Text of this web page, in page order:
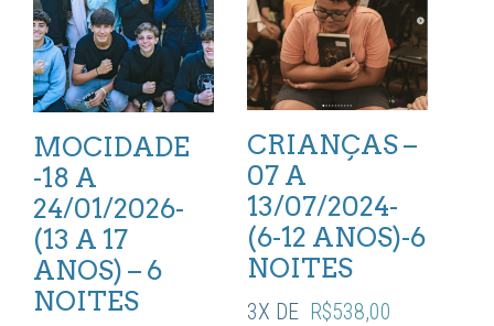
MOCIDADE
-18 A
24/01/2026-
(13 A 17
ANOS) – 6
NOITES
CRIANÇAS –
07 A
13/07/2024-
(6-12 ANOS)-6
NOITES
3X DE R$538,00